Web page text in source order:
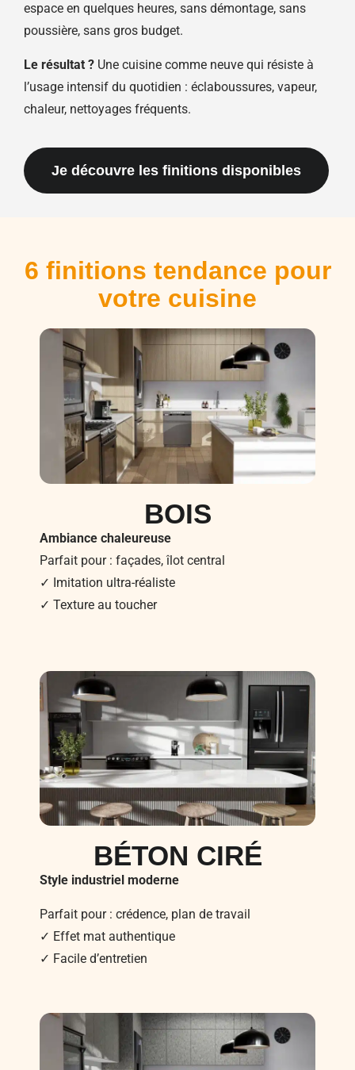
espace en quelques heures, sans démontage, sans
poussière, sans gros budget.
Le résultat ? Une cuisine comme neuve qui résiste à
l’usage intensif du quotidien : éclaboussures, vapeur,
chaleur, nettoyages fréquents.
Je découvre les finitions disponibles
6 finitions tendance pour
votre cuisine
BOIS
Ambiance chaleureuse
Parfait pour : façades, îlot central
✓ Imitation ultra-réaliste
✓ Texture au toucher
BÉTON CIRÉ
Style industriel moderne
Parfait pour : crédence, plan de travail
✓ Effet mat authentique
✓ Facile d’entretien